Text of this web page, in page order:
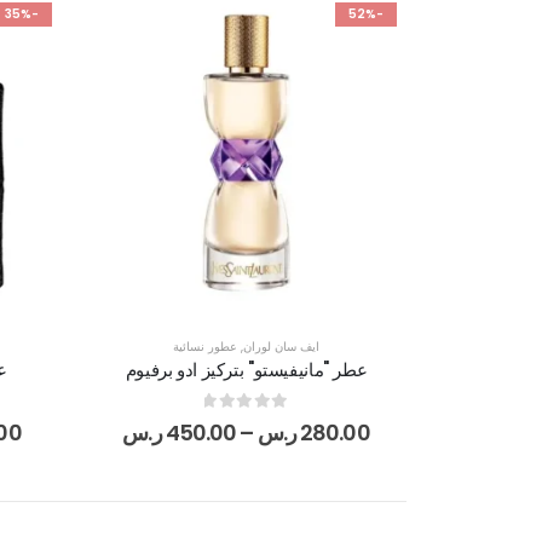
-52%
ايف سان لوران, عطور نسائية
عطر "مانيفيستو" بتركيز ادو برفيوم
280.00ر.س –
450.00ر.س
-35%